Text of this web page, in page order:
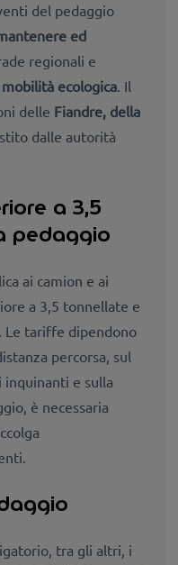
del pedaggio
ed
regionali e
ecologica . Il
delle Fiandre, della
dalle autorità
a 3,5
pedaggio
ai camion e ai
a 3,5 tonnellate e
Le tariffe dipendono
percorsa, sul
inquinanti e sulla
è necessaria
tra gli altri, i